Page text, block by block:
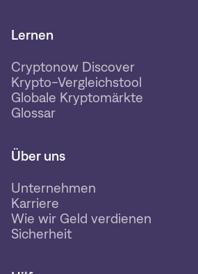
Lernen
Cryptonow Discover
Krypto-Vergleichstool
Globale Kryptomärkte
Glossar
Über uns
Unternehmen
Karriere
Wie wir Geld verdienen
Sicherheit